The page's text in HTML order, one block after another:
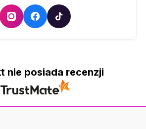
nie posiada recenzji